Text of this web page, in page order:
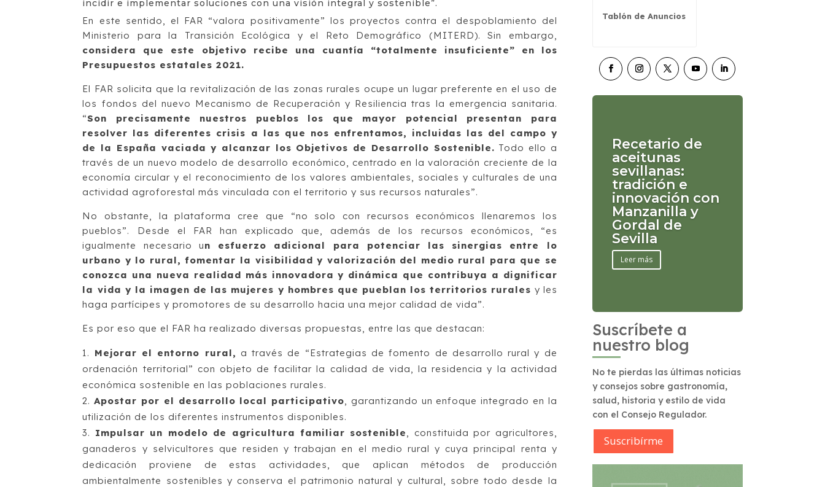
incidir e implementar soluciones con una visión integral y sostenible”.
En este sentido, el FAR “valora positivamente” los proyectos contra el despoblamiento del
Ministerio para la Transición Ecológica y el Reto Demográfico (MITERD). Sin embargo,
considera que este objetivo recibe una cuantía “totalmente insuficiente” en los
Presupuestos estatales 2021.
El FAR solicita que la revitalización de las zonas rurales ocupe un lugar preferente en el uso de
los fondos del nuevo Mecanismo de Recuperación y Resiliencia tras la emergencia sanitaria.
“Son precisamente nuestros pueblos los que mayor potencial presentan para
resolver las diferentes crisis a las que nos enfrentamos, incluidas las del campo y
de la España vaciada y alcanzar los Objetivos de Desarrollo Sostenible. Todo ello a
través de un nuevo modelo de desarrollo económico, centrado en la valoración creciente de la
economía circular y el reconocimiento de los valores ambientales, sociales y culturales de una
actividad agroforestal más vinculada con el territorio y sus recursos naturales”.
No obstante, la plataforma cree que “no solo con recursos económicos llenaremos los
pueblos”. Desde el FAR han explicado que, además de los recursos económicos, “es
igualmente necesario un esfuerzo adicional para potenciar las sinergias entre lo
urbano y lo rural, fomentar la visibilidad y valorización del medio rural para que se
conozca una nueva realidad más innovadora y dinámica que contribuya a dignificar
la vida y la imagen de las mujeres y hombres que pueblan los territorios rurales y les
haga partícipes y promotores de su desarrollo hacia una mejor calidad de vida”.
Es por eso que el FAR ha realizado diversas propuestas, entre las que destacan:
Mejorar el entorno rural, a través de “Estrategias de fomento de desarrollo rural y de
ordenación territorial” con objeto de facilitar la calidad de vida, la residencia y la actividad
económica sostenible en las poblaciones rurales.
Apostar por el desarrollo local participativo , garantizando un enfoque integrado en la
utilización de los diferentes instrumentos disponibles.
Impulsar un modelo de agricultura familiar sostenible
, constituida por agricultores,
ganaderos y selvicultores que residen y trabajan en el medio rural y cuya principal renta y
dedicación proviene de estas actividades, que aplican métodos de producción
ambientalmente sostenibles y conserva el patrimonio natural y cultural, sobre todo desde la
Tablón de Anuncios
Recetario de
aceitunas
sevillanas:
tradición e
innovación con
Manzanilla y
Gordal de
Sevilla
Leer más
Suscríbete a
nuestro blog
No te pierdas las últimas noticias
y consejos sobre gastronomía,
salud, historia y estilo de vida
con el Consejo Regulador.
Suscribírme